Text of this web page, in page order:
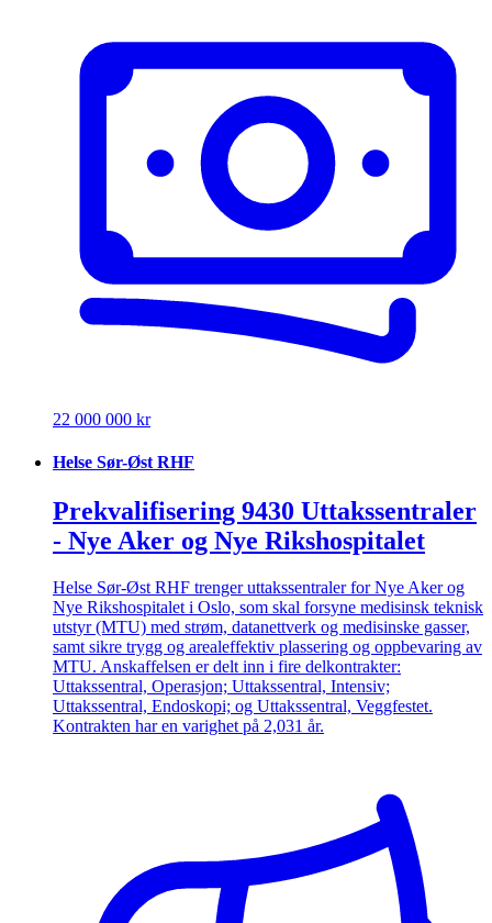
22 000 000 kr
Helse Sør-Øst RHF
Prekvalifisering 9430 Uttakssentraler
- Nye Aker og Nye Rikshospitalet
Helse Sør-Øst RHF trenger uttakssentraler for Nye Aker og
Nye Rikshospitalet i Oslo, som skal forsyne medisinsk teknisk
utstyr (MTU) med strøm, datanettverk og medisinske gasser,
samt sikre trygg og arealeffektiv plassering og oppbevaring av
MTU. Anskaffelsen er delt inn i fire delkontrakter:
Uttakssentral, Operasjon; Uttakssentral, Intensiv;
Uttakssentral, Endoskopi; og Uttakssentral, Veggfestet.
Kontrakten har en varighet på 2,031 år.